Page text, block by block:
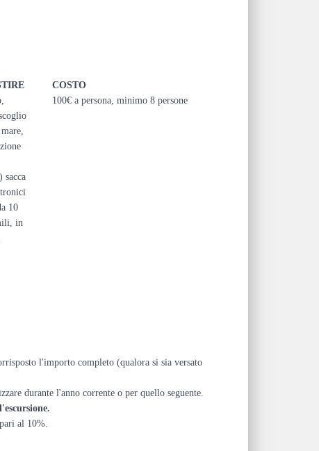
sacca
10
in
COSTO
100€ a persona, minimo 8 persone
l'importo completo (qualora si sia versato
durante l'anno corrente o per quello seguente.
al 10%.